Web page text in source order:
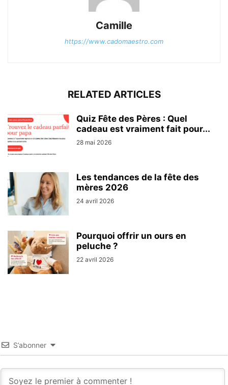
Camille
https://www.cadomaestro.com
RELATED ARTICLES
Quiz Fête des Pères : Quel
cadeau est vraiment fait pour...
28 mai 2026
Les tendances de la fête des
mères 2026
24 avril 2026
Pourquoi offrir un ours en
peluche ?
22 avril 2026
S’abonner